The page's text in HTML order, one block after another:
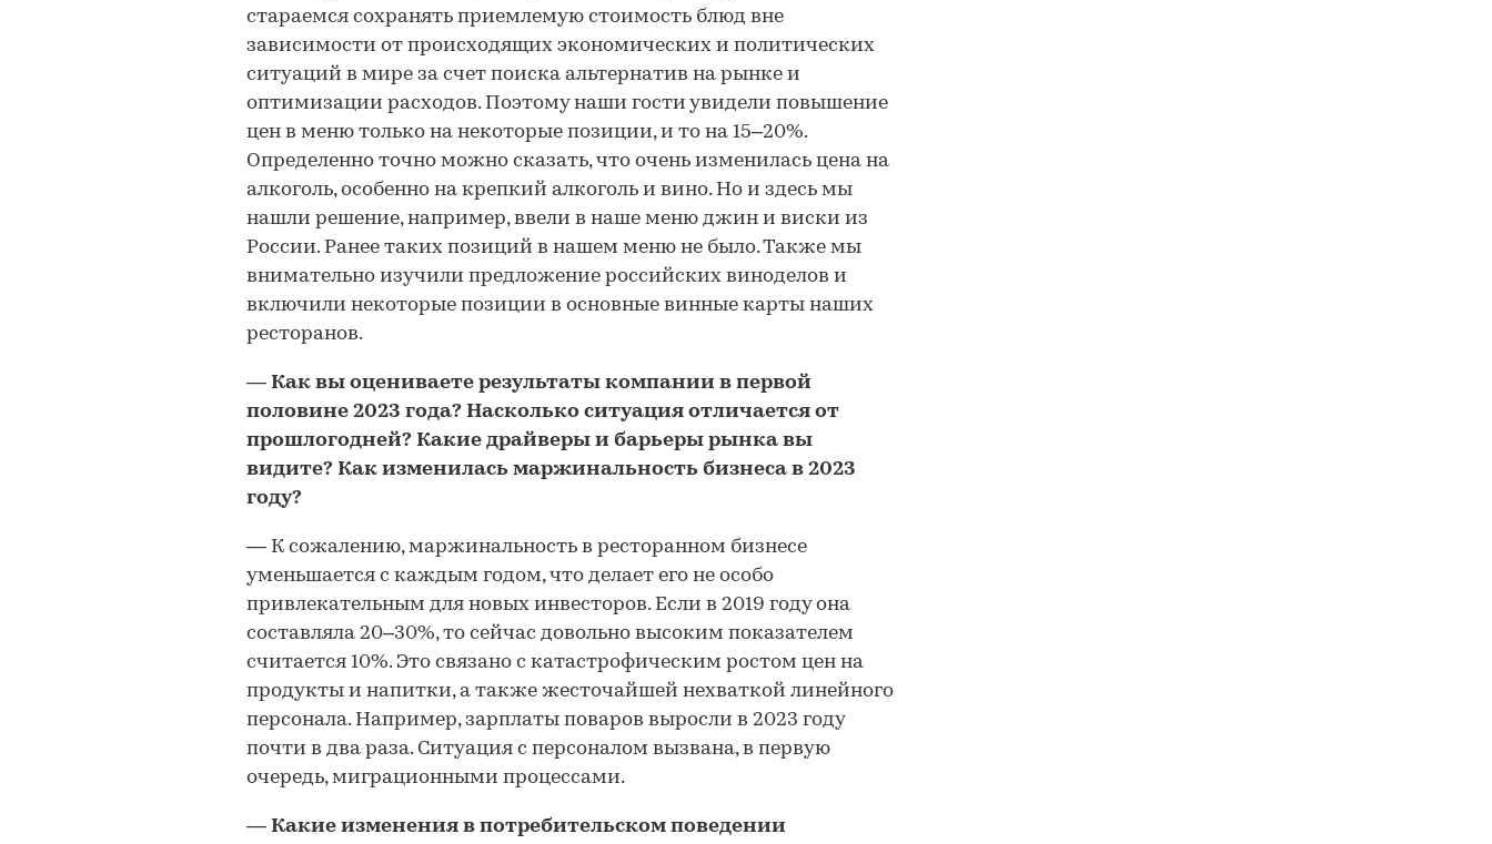
стараемся сохранять приемлемую стоимость блюд вне
зависимости от происходящих экономических и политических
ситуаций в мире за счет поиска альтернатив на рынке и
оптимизации расходов. Поэтому наши гости увидели повышение
цен в меню только на некоторые позиции, и то на 15–20%.
Определенно точно можно сказать, что очень изменилась цена на
алкоголь, особенно на крепкий алкоголь и вино. Но и здесь мы
нашли решение, например, ввели в наше меню джин и виски из
России. Ранее таких позиций в нашем меню не было. Также мы
внимательно изучили предложение российских виноделов и
включили некоторые позиции в основные винные карты наших
ресторанов.
— Как вы оцениваете результаты компании в первой
половине 2023 года? Насколько ситуация отличается от
прошлогодней? Какие драйверы и барьеры рынка вы
видите? Как изменилась маржинальность бизнеса в 2023
году?
— К сожалению, маржинальность в ресторанном бизнесе
уменьшается с каждым годом, что делает его не особо
привлекательным для новых инвесторов. Если в 2019 году она
составляла 20–30%, то сейчас довольно высоким показателем
считается 10%. Это связано с катастрофическим ростом цен на
продукты и напитки, а также жесточайшей нехваткой линейного
персонала. Например, зарплаты поваров выросли в 2023 году
почти в два раза. Ситуация с персоналом вызвана, в первую
очередь, миграционными процессами.
— Какие изменения в потребительском поведении